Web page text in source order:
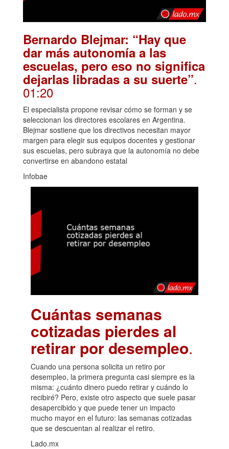
Bernardo Blejmar: “Hay que
dar más autonomía a las
escuelas, pero eso no significa
dejarlas libradas a su suerte”.
01:20
El especialista propone revisar cómo se forman y se
seleccionan los directores escolares en Argentina.
Blejmar sostiene que los directivos necesitan mayor
margen para elegir sus equipos docentes y gestionar
sus escuelas, pero subraya que la autonomía no debe
convertirse en abandono estatal
Infobae
Cuántas semanas
cotizadas pierdes al
retirar por desempleo.
Cuando una persona solicita un retiro por
desempleo, la primera pregunta casi siempre es la
misma: ¿cuánto dinero puedo retirar y cuándo lo
recibiré? Pero, existe otro aspecto que suele pasar
desapercibido y que puede tener un impacto
mucho mayor en el futuro: las semanas cotizadas
que se descuentan al realizar el retiro.
Lado.mx